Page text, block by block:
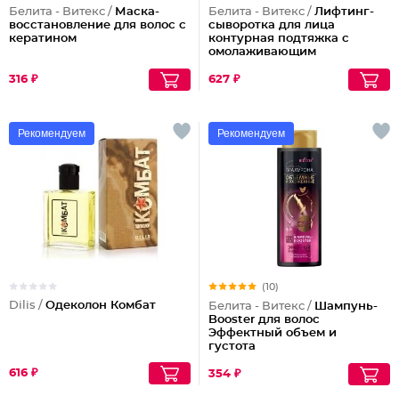
Белита - Витекс / Маска-
восстановление для волос с
кератином
316 ₽
Белита - Витекс / Лифтинг-
сыворотка для лица
контурная подтяжка с
омолаживающим
627 ₽
Рекомендуем
Dilis / Одеколон Комбат
616 ₽
Рекомендуем
(10)
Белита - Витекс / Шампунь-
Booster для волос
Эффектный объем и
густота
354 ₽